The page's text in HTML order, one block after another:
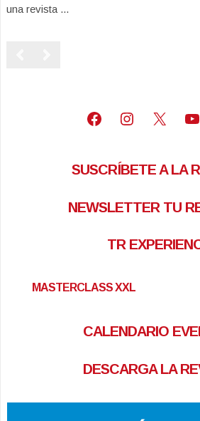
una revista ...
Facebook
Instagram
X
SUSCRÍBETE A LA
NEWSLETTER TU
TR
MASTERCLASS XXL
CALENDARIO
DESCARGA LA